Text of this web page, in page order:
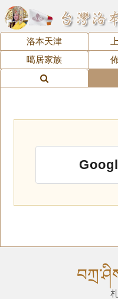
洛本天津
噶居家族